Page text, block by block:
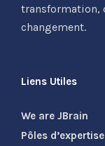
transformation,
changement.
Liens Utiles
We are JBrain
Pôles d’expertise